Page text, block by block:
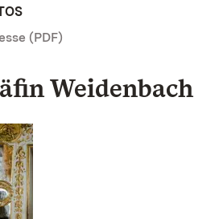
(PDF)
Weidenbach